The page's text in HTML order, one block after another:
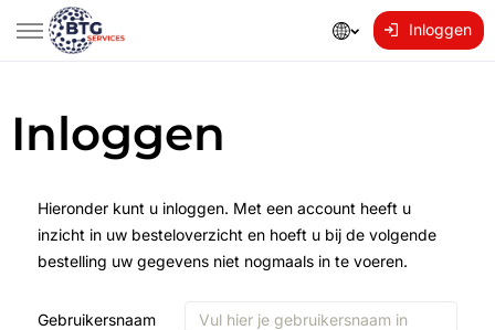
Inloggen
Inloggen
Hieronder kunt u inloggen. Met een account heeft u
inzicht in uw besteloverzicht en hoeft u bij de volgende
bestelling uw gegevens niet nogmaals in te voeren.
Gebruikersnaam